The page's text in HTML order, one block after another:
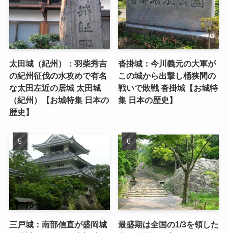
太田城（紀州）：羽柴秀吉
の紀州征伐の水攻めで有名
な太田左近の居城 太田城
（紀州）【お城特集 日本の
歴史】
沓掛城：今川義元の大軍が
この城から出撃し桶狭間の
戦いで敗戦 沓掛城【お城特
集 日本の歴史】
三戸城：南部信直が盛岡城
最盛期は全国の1/3を領した